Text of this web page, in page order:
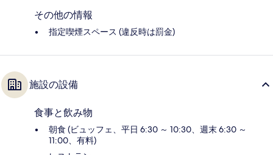
その他の情報
指定喫煙スペース (違反時は罰金)
施設の設備
食事と飲み物
朝食 (ビュッフェ、平日 6:30 ～ 10:30、週末 6:30 ～
11:00、有料)